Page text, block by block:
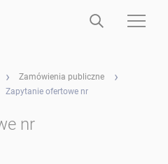
Zamówienia publiczne
Zapytanie ofertowe nr
nr